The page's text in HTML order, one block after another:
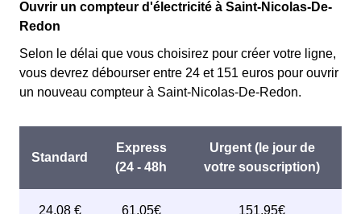
Ouvrir un compteur d'électricité à Saint-Nicolas-De-
Redon
Selon le délai que vous choisirez pour créer votre ligne,
vous devrez débourser entre 24 et 151 euros pour ouvrir
un nouveau compteur à Saint-Nicolas-De-Redon.